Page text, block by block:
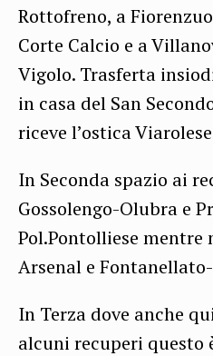
Rottofreno, a
Corte Calcio e a
Vigolo. Trasferta
in casa del San
riceve l’ostica
In Seconda spazio ai
Gossolengo-Olubra e
Pol.Pontolliese mentre
Arsenal e
In Terza dove anche
alcuni recuperi questo